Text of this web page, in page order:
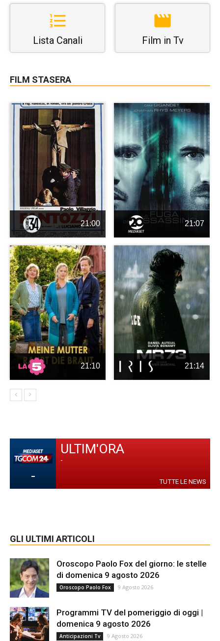
Lista Canali Film in Tv
FILM STASERA
21:00 21:07
21:10 21:14
-
ULTIM'ORA
-
TUTTE LE NEWS
GLI ULTIMI ARTICOLI
Oroscopo Paolo Fox del giorno: le stelle
di domenica 9 agosto 2026
Oroscopo Paolo Fox 9 Agosto 2026
Programmi TV del pomeriggio di oggi |
domenica 9 agosto 2026
Anticipazioni Tv 9 Agosto 2026